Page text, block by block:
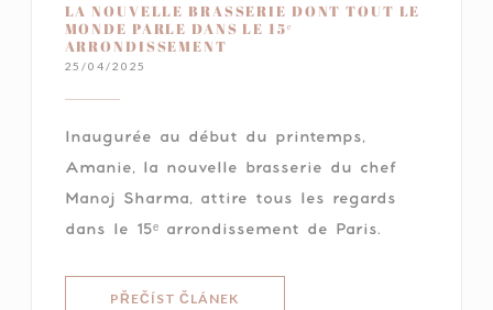
LA NOUVELLE BRASSERIE DONT TOUT LE
MONDE PARLE DANS LE 15ᵉ
ARRONDISSEMENT
25/04/2025
Inaugurée au début du printemps,
Amanie, la nouvelle brasserie du chef
Manoj Sharma, attire tous les regards
dans le 15ᵉ arrondissement de Paris.
PŘEČÍST ČLÁNEK